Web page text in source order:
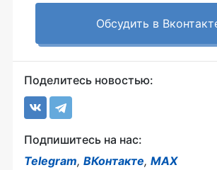
Обсудить в
Поделитесь новостью:
Подпишитесь на нас:
Telegram, ВКонтакте, MAX